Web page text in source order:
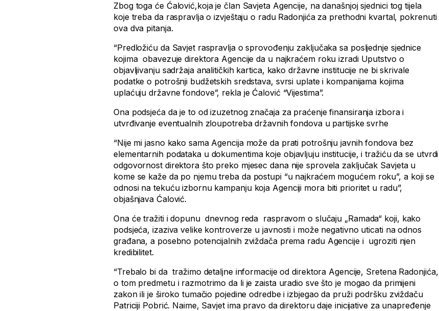
Zbog toga će Ćalović,koja je član Savjeta Agencije, na današnjoj sjednici tog tijela
koje treba da raspravlja o izvještaju o radu Radonjića za prethodni kvartal, pokrenuti
ova dva pitanja.
“Predložiću da Savjet raspravlja o sprovođenju zaključaka sa posljednje sjednice
kojima obavezuje direktora Agencije da u najkraćem roku izradi Uputstvo o
objavljivanju sadržaja analitičkih kartica, kako državne institucije ne bi skrivale
podatke o potrošnji budžetskih sredstava, svrsi uplate i kompanijama kojima
uplaćuju državne fondove”, rekla je Ćalović “Vijestima”.
Ona podsjeća da je to od izuzetnog značaja za praćenje finansiranja izbora i
utvrđivanje eventualnih zloupotreba državnih fondova u partijske svrhe
“Nije mi jasno kako sama Agencija može da prati potrošnju javnih fondova bez
elementarnih podataka u dokumentima koje objavljuju institucije, i tražiću da se utvrdi
odgovornost direktora što preko mjesec dana nije sprovela zaključak Savjeta u
kome se kaže da po njemu treba da postupi “u najkraćem mogućem roku”, a koji se
odnosi na tekuću izbornu kampanju koja Agenciji mora biti prioritet u radu”,
objašnjava Ćalović.
Ona će tražiti i dopunu dnevnog reda raspravom o slučaju „Ramada“ koji, kako
podsjeća, izaziva velike kontroverze u javnosti i može negativno uticati na odnos
građana, a posebno potencijalnih zviždača prema radu Agencije i ugroziti njen
kredibilitet.
“Trebalo bi da tražimo detaljne informacije od direktora Agencije, Sretena Radonjića,
o tom predmetu i razmotrimo da li je zaista uradio sve što je mogao da primijeni
zakon ili je široko tumačio pojedine odredbe i izbjegao da pruži podršku zviždaču
Patriciji Pobrić. Naime, Savjet ima pravo da direktoru daje inicijative za unapređenje